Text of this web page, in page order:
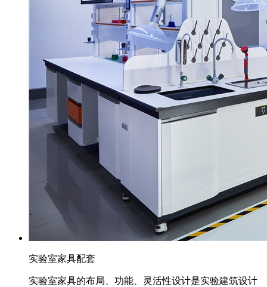
实验室家具配套
实验室家具的布局、功能、灵活性设计是实验建筑设计